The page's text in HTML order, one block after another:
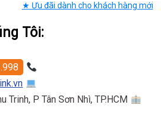
★ Ưu đãi dành cho khách hàng mới
Tôi:
Trinh, P Tân Sơn Nhì, TP.HCM